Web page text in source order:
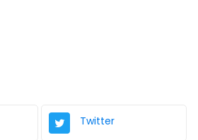
Twitter